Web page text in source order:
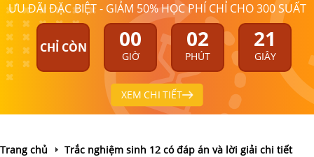
ƯU ĐÃI ĐẶC BIỆT - GIẢM 50% HỌC PHÍ CHỈ CHO 300 SUẤT
CHỈ CÒN 00
GIỜ
02
PHÚT
21
GIÂY
XEM CHI TIẾT
Trang chủ Trắc nghiệm sinh 12 có đáp án và lời giải chi tiết